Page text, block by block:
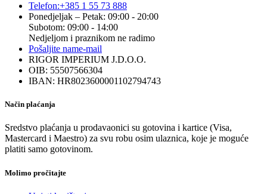
Telefon:+385 1 55 73 888
Ponedjeljak – Petak: 09:00 - 20:00
Subotom: 09:00 - 14:00
Nedjeljom i praznikom ne radimo
Pošaljite name-mail
RIGOR IMPERIUM J.D.O.O.
OIB: 55507566304
IBAN: HR8023600001102794743
Način plaćanja
Sredstvo plaćanja u prodavaonici su gotovina i kartice (Visa,
Mastercard i Maestro) za svu robu osim ulaznica, koje je moguće
platiti samo gotovinom.
Molimo pročitajte